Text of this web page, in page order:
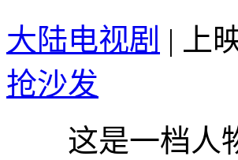
大陆电视剧 |
上
抢沙发
这是一档人物